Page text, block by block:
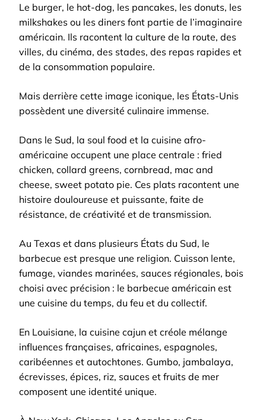
Le burger, le hot-dog, les pancakes, les donuts, les
milkshakes ou les diners font partie de l’imaginaire
américain. Ils racontent la culture de la route, des
villes, du cinéma, des stades, des repas rapides et
de la consommation populaire.
Mais derrière cette image iconique, les États-Unis
possèdent une diversité culinaire immense.
Dans le Sud, la soul food et la cuisine afro-
américaine occupent une place centrale : fried
chicken, collard greens, cornbread, mac and
cheese, sweet potato pie. Ces plats racontent une
histoire douloureuse et puissante, faite de
résistance, de créativité et de transmission.
Au Texas et dans plusieurs États du Sud, le
barbecue est presque une religion. Cuisson lente,
fumage, viandes marinées, sauces régionales, bois
choisi avec précision : le barbecue américain est
une cuisine du temps, du feu et du collectif.
En Louisiane, la cuisine cajun et créole mélange
influences françaises, africaines, espagnoles,
caribéennes et autochtones. Gumbo, jambalaya,
écrevisses, épices, riz, sauces et fruits de mer
composent une identité unique.